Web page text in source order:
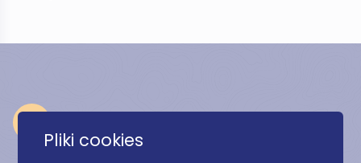
Pliki cookies